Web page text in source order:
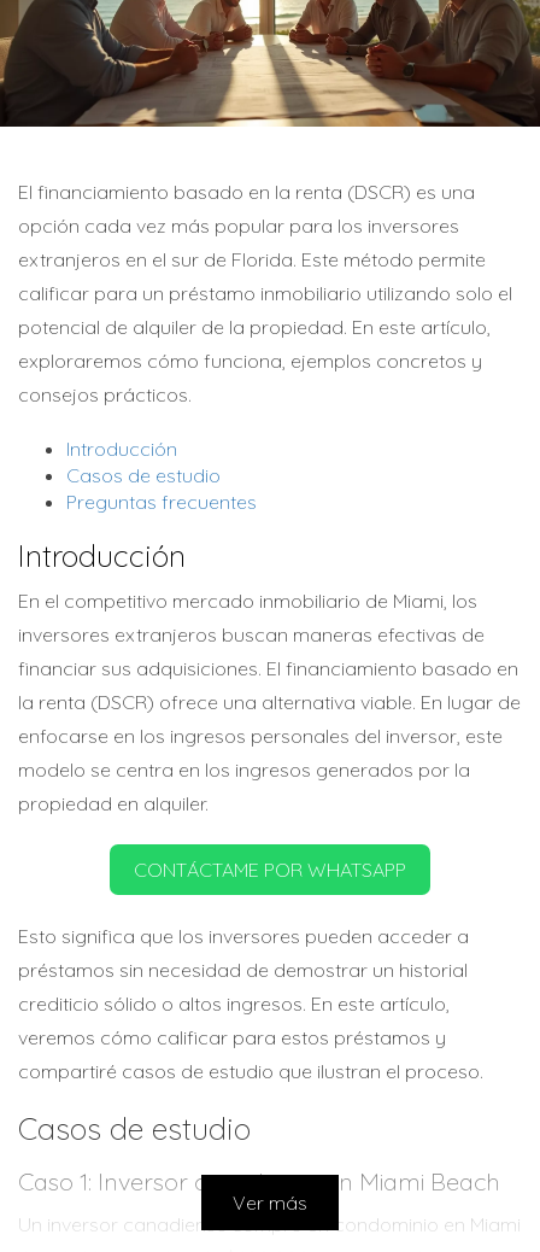
El financiamiento basado en la renta (DSCR) es una
opción cada vez más popular para los inversores
extranjeros en el sur de Florida. Este método permite
calificar para un préstamo inmobiliario utilizando solo el
potencial de alquiler de la propiedad. En este artículo,
exploraremos cómo funciona, ejemplos concretos y
consejos prácticos.
Introducción
Casos de estudio
Preguntas frecuentes
Introducción
En el competitivo mercado inmobiliario de Miami, los
inversores extranjeros buscan maneras efectivas de
financiar sus adquisiciones. El financiamiento basado en
la renta (DSCR) ofrece una alternativa viable. En lugar de
enfocarse en los ingresos personales del inversor, este
modelo se centra en los ingresos generados por la
propiedad en alquiler.
CONTÁCTAME POR WHATSAPP
Esto significa que los inversores pueden acceder a
préstamos sin necesidad de demostrar un historial
crediticio sólido o altos ingresos. En este artículo,
veremos cómo calificar para estos préstamos y
compartiré casos de estudio que ilustran el proceso.
Casos de estudio
Caso 1: Inversor canadiense en Miami Beach
Un inversor canadiense compró un condominio en Miami
Ver más